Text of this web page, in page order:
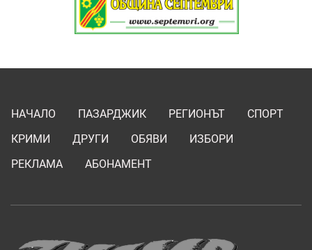
НАЧАЛО ПАЗАРДЖИК РЕГИОНЪТ
СПОРТ
КРИМИ
ДРУГИ ОБЯВИ
ИЗБОРИ
РЕКЛАМА
АБОНАМЕНТ